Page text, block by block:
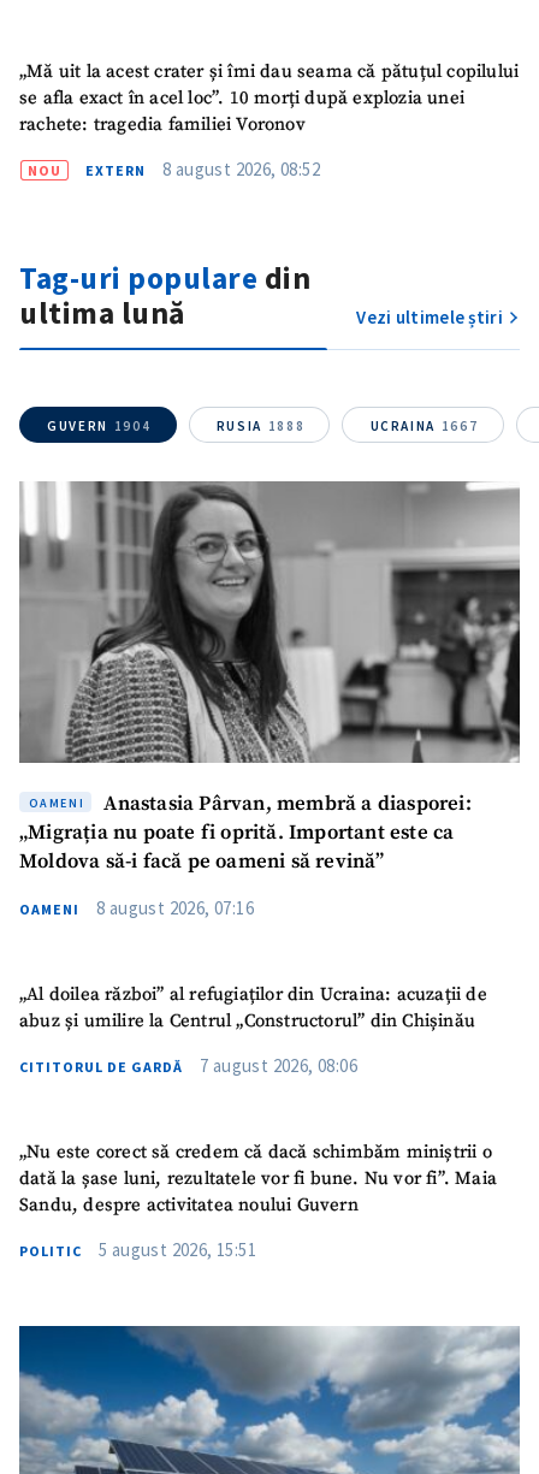
„Mă uit la acest crater și îmi dau seama că pătuțul copilului
se afla exact în acel loc”. 10 morți după explozia unei
rachete: tragedia familiei Voronov
NOU EXTERN 8 august 2026, 08:52
Tag-uri populare din
ultima lună
Vezi ultimele știri
GUVERN 1904 RUSIA 1888 UCRAINA 1667
OAMENI
Anastasia Pârvan, membră a diasporei:
„Migrația nu poate fi oprită. Important este ca
Moldova să-i facă pe oameni să revină”
OAMENI 8 august 2026, 07:16
„Al doilea război” al refugiaților din Ucraina: acuzații de
abuz și umilire la Centrul „Constructorul” din Chișinău
CITITORUL DE GARDĂ 7 august 2026, 08:06
„Nu este corect să credem că dacă schimbăm miniștrii o
dată la șase luni, rezultatele vor fi bune. Nu vor fi”. Maia
Sandu, despre activitatea noului Guvern
POLITIC 5 august 2026, 15:51
Sursă anonimă
Nume+ Numele meu
+ Emailul meu
Am citit și sunt de
TRIMITE ȘTIREA